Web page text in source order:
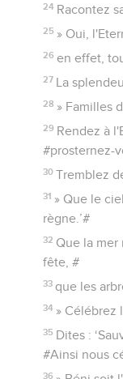
24 Racontez
25 » Oui,
26 en effet,
27 La
28 » Familles
29 Rendez à
#prosternez-
30 Tremblez
31 » Que le
règne.’#
32 Que la mer
fête, #
33 que les
34 » Célébrez
35 Dites :
#Ainsi nous
36